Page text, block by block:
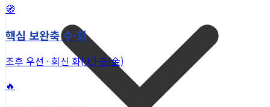
🧭
핵심 보완축 수·화
조후 우선 · 희신 화(火)·금(金)
🔥